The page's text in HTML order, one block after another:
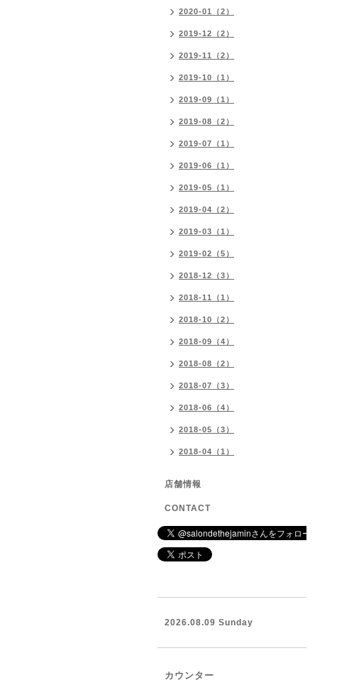
2020-01（2）
2019-12（2）
2019-11（2）
2019-10（1）
2019-09（1）
2019-08（2）
2019-07（1）
2019-06（1）
2019-05（1）
2019-04（2）
2019-03（1）
2019-02（5）
2018-12（3）
2018-11（1）
2018-10（2）
2018-09（4）
2018-08（2）
2018-07（3）
2018-06（4）
2018-05（3）
2018-04（1）
店舗情報
CONTACT
2026.08.09 Sunday
カウンター